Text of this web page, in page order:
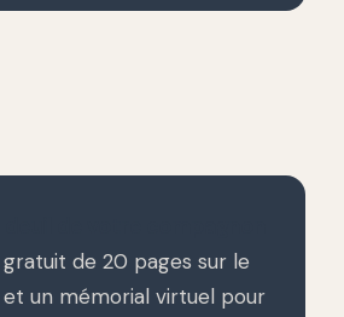
de 20 pages sur le
et un mémorial virtuel pour